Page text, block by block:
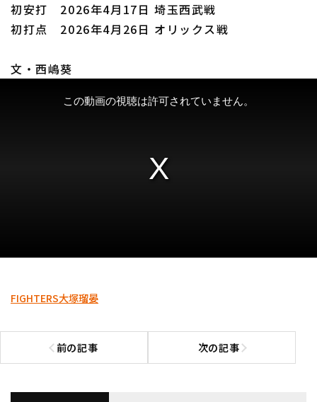
利用規約 プライバシーポリシー
（別ウィンドウで開く） よくある質問
初安打 2026年4月17日 埼玉西武戦
初打点 2026年4月26日 オリックス戦
文・西嶋葵
FIGHTERS大塚瑠晏
前の記事
前の記事へ 次の記事次の記事へ